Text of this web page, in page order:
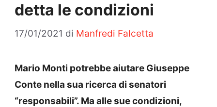
detta le condizioni
17/01/2021 di Manfredi Falcetta
Mario Monti potrebbe aiutare Giuseppe
Conte nella sua ricerca di senatori
“responsabili”. Ma alle sue condizioni,